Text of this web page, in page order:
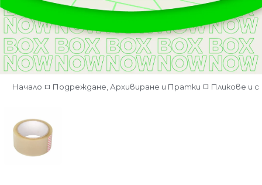
Начало Подреждане, Архивиране и Пратки Пликове и